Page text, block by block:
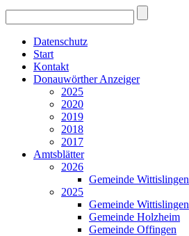
Datenschutz
Start
Kontakt
Donauwörther Anzeiger
2025
2020
2019
2018
2017
Amtsblätter
2026
Gemeinde Wittislingen
2025
Gemeinde Wittislingen
Gemeinde Holzheim
Gemeinde Offingen